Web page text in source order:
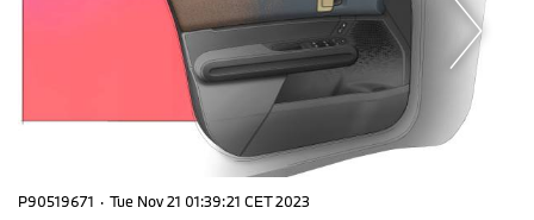
P90519671 · Tue Nov 21 01:39:21 CET 2023